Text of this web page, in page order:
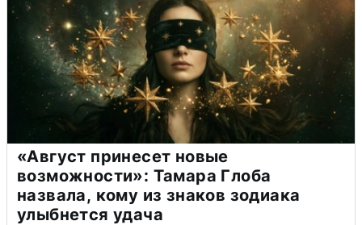
«Август принесет новые
возможности»: Тамара Глоба
назвала, кому из знаков зодиака
улыбнется удача